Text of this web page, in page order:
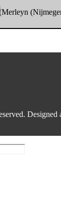
Designed